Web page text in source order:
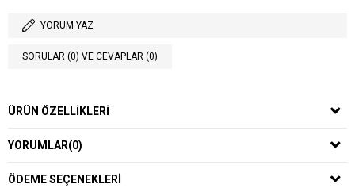
YORUM YAZ
SORULAR (0) VE CEVAPLAR (0)
ÜRÜN ÖZELLIKLERI
YORUMLAR(0)
ÖDEME SEÇENEKLERI